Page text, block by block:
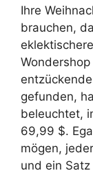
Ihre
brauchen,
gefunden,
beleuchtet,
69,99 $.
mögen,
und ein